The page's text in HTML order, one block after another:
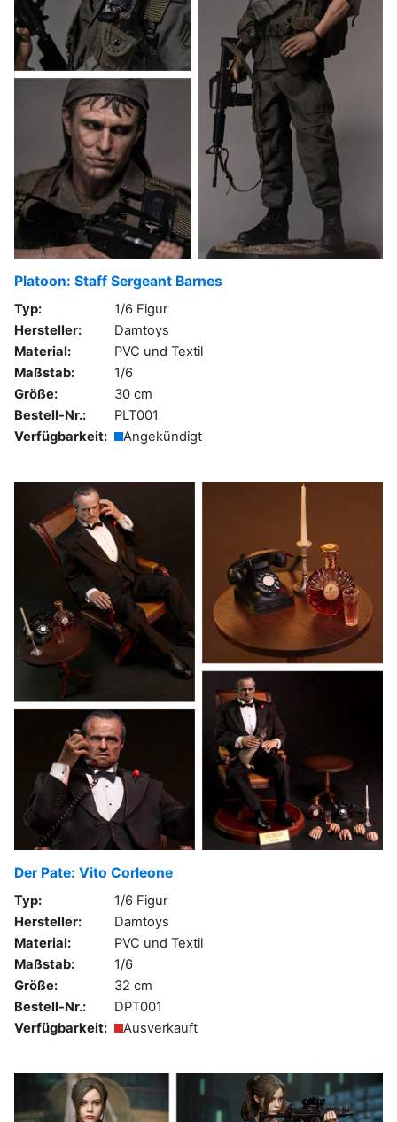
Platoon: Staff Sergeant Barnes
Typ:
1/6 Figur
Hersteller:
Damtoys
Material:
PVC und Textil
Maßstab:
1/6
Größe:
30 cm
Bestell-Nr.:
PLT001
Verfügbarkeit:
Angekündigt
Der Pate: Vito Corleone
Typ:
1/6 Figur
Hersteller:
Damtoys
Material:
PVC und Textil
Maßstab:
1/6
Größe:
32 cm
Bestell-Nr.:
DPT001
Verfügbarkeit:
Ausverkauft